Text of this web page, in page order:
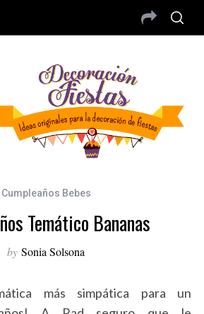
Cumpleaños Bebes
Temático Bananas
by Sonia Solsona
más simpática para un